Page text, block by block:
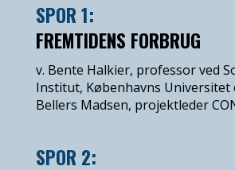
SPOR 1:
FREMTIDENS FORBRUG
v. Bente Halkier, professor ved
Institut, Københavns Universitet
Bellers Madsen, projektleder
SPOR 2: